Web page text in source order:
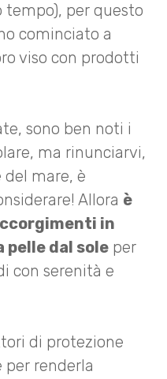
per questo
cominciato a
viso con prodotti
sono ben noti i
ma rinunciarvi,
mare, è
Allora è
in
pelle dal sole per
con serenità e
di protezione
per renderla